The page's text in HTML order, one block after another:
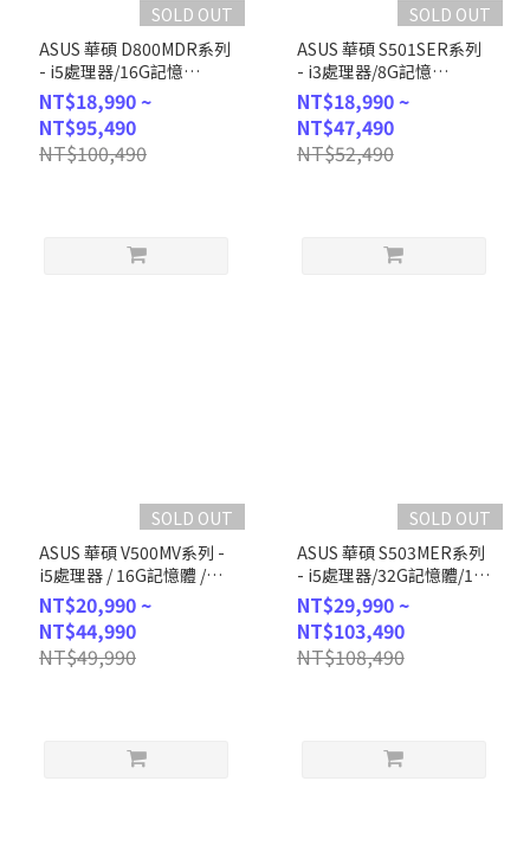
SOLD OUT
ASUS 華碩 D800MDR系列
- i5處理器/16G記憶
體/512G SSD/Win11 (H-
D800MDR-513500035W)
NT$18,990 ~
NT$95,490
NT$100,490
SOLD OUT
ASUS 華碩 S501SER系列
- i3處理器/8G記憶
體/512G SSD/Win11 (H-
S501SER-314100014W)
NT$18,990 ~
NT$47,490
NT$52,490
SOLD OUT
ASUS 華碩 V500MV系列 -
i5處理器 / 16G記憶體 /
1TB SSD / Win11 (H-
V500MV-13420H162W)
NT$20,990 ~
NT$44,990
NT$49,990
SOLD OUT
ASUS 華碩 S503MER系列
- i5處理器/32G記憶體/1T
SSD/Win11 (H-S503MER-
514500076W)
NT$29,990 ~
NT$103,490
NT$108,490